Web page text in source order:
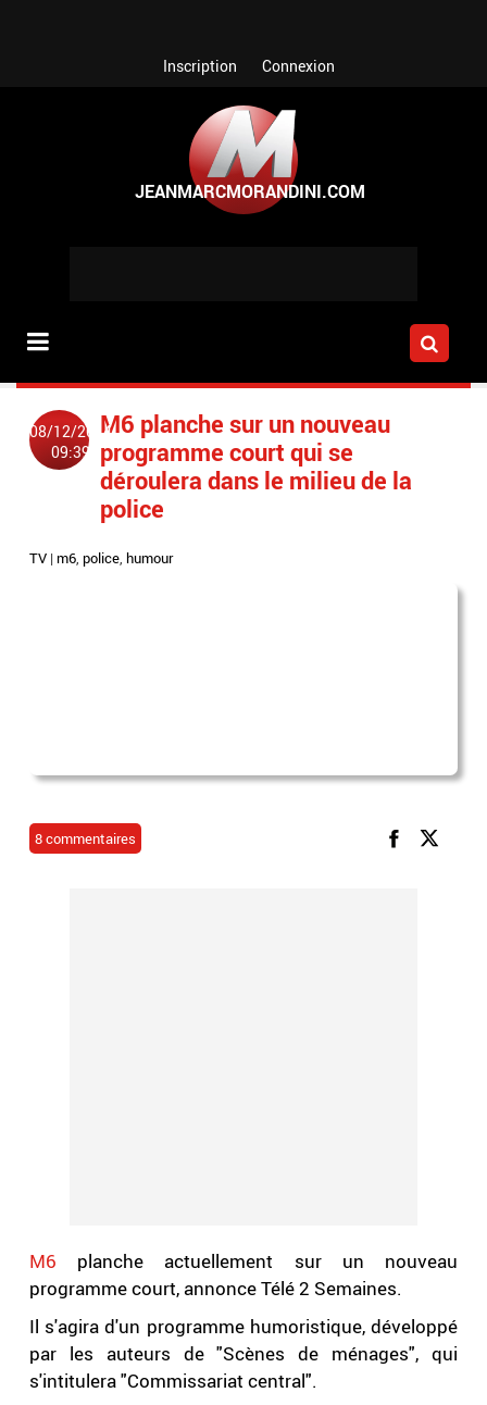
Inscription Connexion
08/12/2014
09:39
M6 planche sur un nouveau
programme court qui se
déroulera dans le milieu de la
police
TV |m6,police,humour
8 commentaires
M6 planche actuellement sur un nouveau
programme court, annonce Télé 2 Semaines.
Il s'agira d'un programme humoristique, développé
par les auteurs de "Scènes de ménages", qui
s'intitulera "Commissariat central".